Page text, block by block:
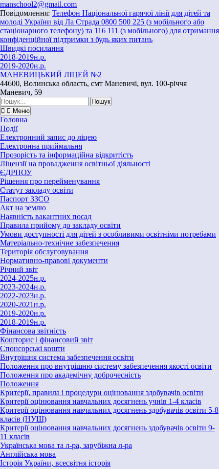
Перейти
до
вмісту
manschool2@gmail.com
Повідомлення: Телефон Національної гарячої лінії для дітей та
молоді України від Ла Страда 0800 500 225 (з мобільного або
стаціонарного телефону) та 116 111 (з мобільного) для отримання
конфіденційної підтримки з будь яких питань
Швидкі посилання
2018-2019н.р.
2019-2020н.р.
МАНЕВИЦЬКИЙ ЛІЦЕЙ №2
44600, Волинська область, смт Маневичі, вул. 100-річчя
Маневич, 59
Шукати:
Меню
Головна
Події
Електронний запис до ліцею
Електронна приймальня
Прозорість та інформаційна відкритість
Ліцензії на провадження освітньої діяльності
ЄДРПОУ
Рішення про перейменування
Статут закладу освіти
Паспорт ЗЗСО
Акт на землю
Наявність вакантних посад
Правила прийому до закладу освіти
Умови доступності для дітей з особливими освітніми потребами
Матеріально-технічне забезпечення
Територія обслуговування
Нормативно-правові документи
Річний звіт
2024-2025н.р.
2023-2024н.р.
2022-2023н.р.
2020-2021н.р.
2019-2020н.р.
2018-2019н.р.
Фінансова звітність
Кошторис і фінансовий звіт
Спонсорські кошти
Внутрішня система забезпечення освіти
Положення про внутрішню систему забезпечення якості освіти
Положення про академічну доброчесність
Положення
Критерії, правила і процедури оцінювання здобувачів освіти
Критерії оцінювання навчальних досягнень учнів 1-4 класів
Критерії оцінювання навчальних досягнень здобувачів освіти 5-8
класів (НУШ)
Критерії оцінювання навчальних досягнень здобувачів освіти 9-
11 класів
Українська мова та л-ра, зарубіжна л-ра
Англійська мова
Історія України, всесвітня історія